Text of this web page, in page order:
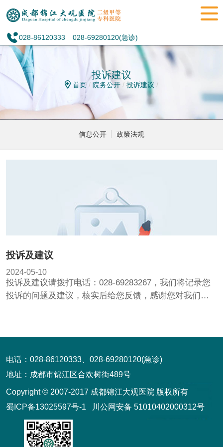
028-86120333 028-69280120(急诊)
投诉建议
首页 / 院务公开 / 投诉建议 /
信息公开 政策法规
投诉及建议
2024-05-10
投诉及建议请拨打电话：028-69283267，我们将记录您
投诉的问题及建议，核实后给您反馈，感谢您对我们的
电话：028-86120333、028-69280120(急诊)
地址：成都市锦江区合欢树街489号
Copyright © 2007-2017 成都锦江大观医院 版权所有
蜀ICP备13025597号-1
川公网安备 51010402000312号